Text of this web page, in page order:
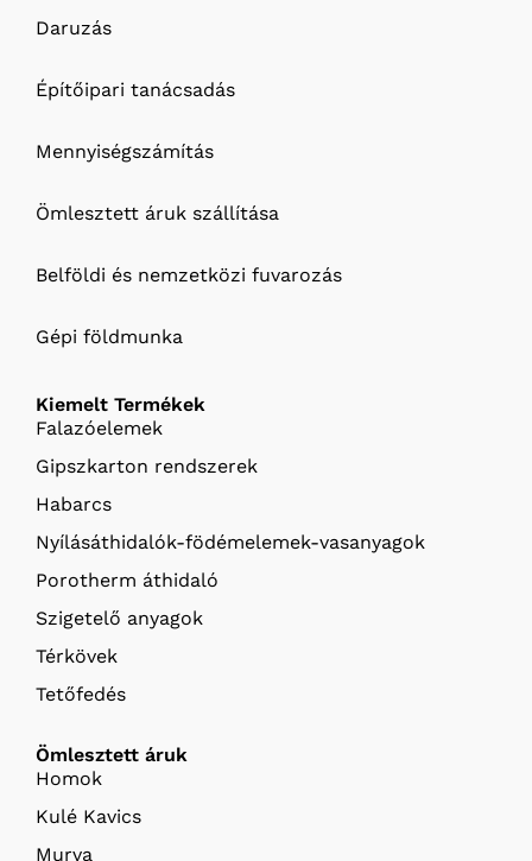
Daruzás
Építőipari tanácsadás
Mennyiségszámítás
Ömlesztett áruk szállítása
Belföldi és nemzetközi fuvarozás
Gépi földmunka
Kiemelt Termékek
Falazóelemek
Gipszkarton rendszerek
Habarcs
Nyílásáthidalók-födémelemek-vasanyagok
Porotherm áthidaló
Szigetelő anyagok
Térkövek
Tetőfedés
Ömlesztett áruk
Homok
Kulé Kavics
Murva